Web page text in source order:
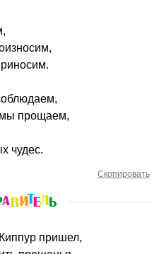
мы прощаем,
чудес.
Скопировать
пришел,